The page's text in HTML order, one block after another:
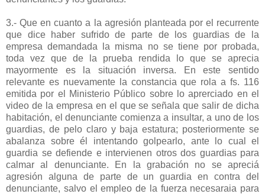
3.- Que en cuanto a la agresión planteada por el recurrente
que dice haber sufrido de parte de los guardias de la
empresa demandada la misma no se tiene por probada,
toda vez que de la prueba rendida lo que se aprecia
mayormente es la situación inversa. En este sentido
relevante es nuevamente la constancia que rola a fs. 116
emitida por el Ministerio Público sobre lo aprerciado en el
video de la empresa en el que se señala que salir de dicha
habitación, el denunciante comienza a insultar, a uno de los
guardias, de pelo claro y baja estatura; posteriormente se
abalanza sobre él intentando golpearlo, ante lo cual el
guardia se defiende e intervienen otros dos guardias para
calmar al denunciante. En la grabación no se apreciá
agresión alguna de parte de un guardia en contra del
denunciante, salvo el empleo de la fuerza necesaraia para